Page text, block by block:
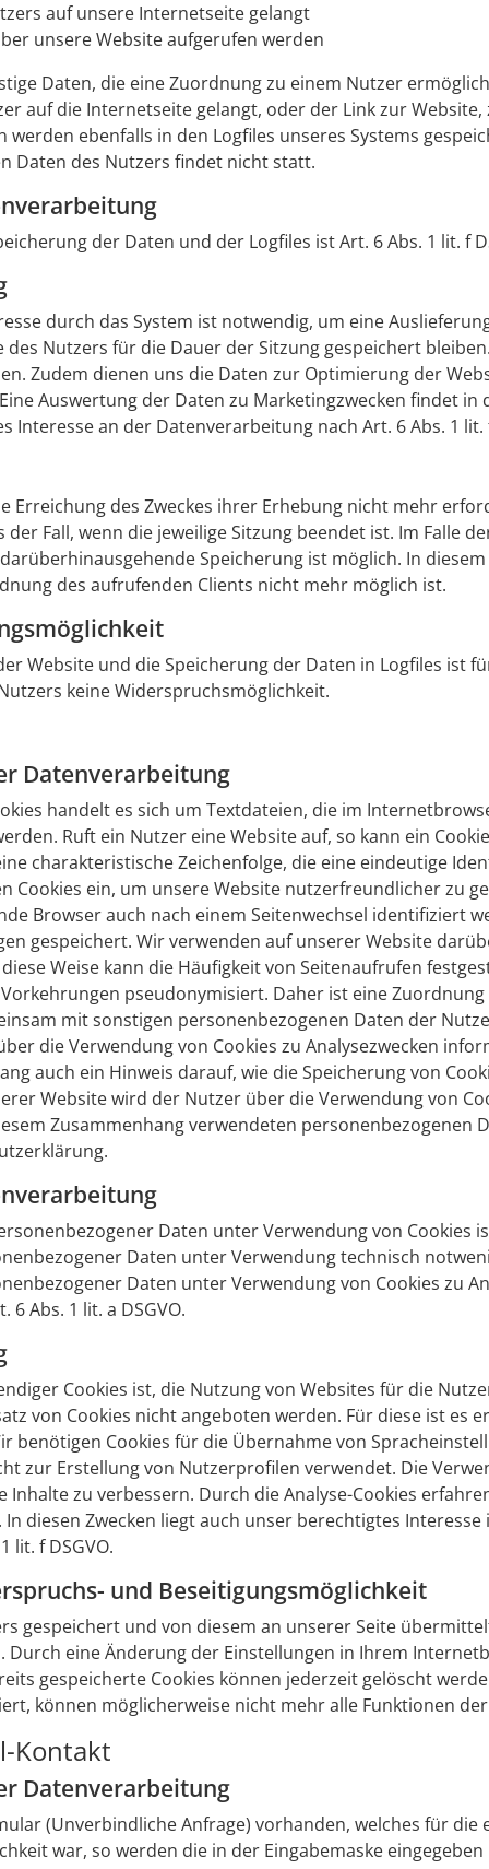
auf unsere Internetseite gelangt
unsere Website aufgerufen werden
Daten, die eine Zuordnung zu einem Nutzer
auf die Internetseite gelangt, oder der Link zur
ebenfalls in den Logfiles unseres Systems
Daten des Nutzers findet nicht statt.
der Daten und der Logfiles ist Art. 6 Abs. 1 lit. f
durch das System ist notwendig, um eine
Nutzers für die Dauer der Sitzung gespeichert
Zudem dienen uns die Daten zur Optimierung der
Auswertung der Daten zu Marketingzwecken findet
Interesse an der Datenverarbeitung nach Art. 6 Abs. 1
Erreichung des Zweckes ihrer Erhebung nicht mehr
Fall, wenn die jeweilige Sitzung beendet ist. Im Falle
Speicherung ist möglich. In
des aufrufenden Clients nicht mehr möglich ist.
Website und die Speicherung der Daten in Logfiles ist
keine Widerspruchsmöglichkeit.
Datenverarbeitung
handelt es sich um Textdateien, die im
Ruft ein Nutzer eine Website auf, so kann ein
charakteristische Zeichenfolge, die eine eindeutige
ein, um unsere Website nutzerfreundlicher zu
Browser auch nach einem Seitenwechsel identifiziert
gespeichert. Wir verwenden auf unserer Website
Weise kann die Häufigkeit von Seitenaufrufen
pseudonymisiert. Daher ist eine
mit sonstigen personenbezogenen Daten der
die Verwendung von Cookies zu Analysezwecken
auch ein Hinweis darauf, wie die Speicherung von
Website wird der Nutzer über die Verwendung von
Zusammenhang verwendeten personenbezogenen
Daten unter Verwendung von Cookies
Daten unter Verwendung technisch
Daten unter Verwendung von Cookies zu
Abs. 1 lit. a DSGVO.
Cookies ist, die Nutzung von Websites für die
von Cookies nicht angeboten werden. Für diese ist es
benötigen Cookies für die Übernahme von
zur Erstellung von Nutzerprofilen verwendet. Die
zu verbessern. Durch die Analyse-Cookies
diesen Zwecken liegt auch unser berechtigtes
lit. f DSGVO.
und Beseitigungsmöglichkeit
gespeichert und von diesem an unserer Seite
eine Änderung der Einstellungen in Ihrem
gespeicherte Cookies können jederzeit gelöscht
können möglicherweise nicht mehr alle Funktionen
Kontakt
Datenverarbeitung
(Unverbindliche Anfrage) vorhanden, welches für
war, so werden die in der Eingabemaske